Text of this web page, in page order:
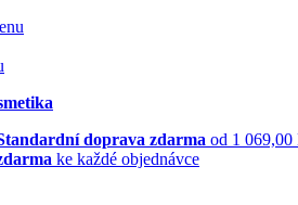
doprava zdarma od 1 069,00
ke každé objednávce